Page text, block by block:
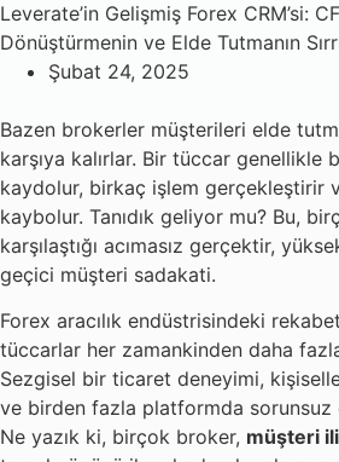
Leverate’in Gelişmiş Forex CRM’si:
Dönüştürmenin ve Elde Tutmanın
Şubat 24, 2025
Bazen brokerler müşterileri elde
karşıya kalırlar. Bir tüccar genellikle
kaydolur, birkaç işlem gerçekleştirir
kaybolur. Tanıdık geliyor mu? Bu,
karşılaştığı acımasız gerçektir,
geçici müşteri sadakati.
Forex aracılık endüstrisindeki
tüccarlar her zamankinden daha
Sezgisel bir ticaret deneyimi,
ve birden fazla platformda sorunsuz
Ne yazık ki, birçok broker, müşteri